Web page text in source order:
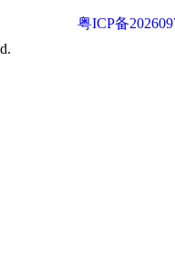
粤ICP备